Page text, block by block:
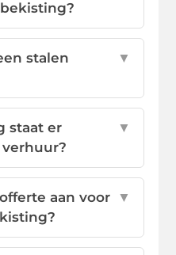
stalen
▼
staat er
▼
aan voor
▼